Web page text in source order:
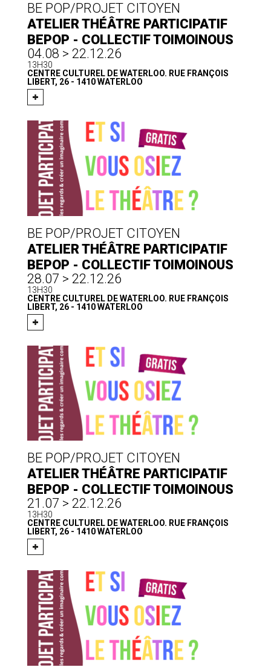
BE POP/PROJET CITOYEN
ATELIER THÉÂTRE PARTICIPATIF
BEPOP - COLLECTIF TOIMOINOUS
04.08 > 22.12.26
13H30
CENTRE CULTUREL DE WATERLOO. RUE FRANÇOIS
LIBERT, 26 - 1410 WATERLOO
BE POP/PROJET CITOYEN
ATELIER THÉÂTRE PARTICIPATIF
BEPOP - COLLECTIF TOIMOINOUS
28.07 > 22.12.26
13H30
CENTRE CULTUREL DE WATERLOO. RUE FRANÇOIS
LIBERT, 26 - 1410 WATERLOO
BE POP/PROJET CITOYEN
ATELIER THÉÂTRE PARTICIPATIF
BEPOP - COLLECTIF TOIMOINOUS
21.07 > 22.12.26
13H30
CENTRE CULTUREL DE WATERLOO. RUE FRANÇOIS
LIBERT, 26 - 1410 WATERLOO